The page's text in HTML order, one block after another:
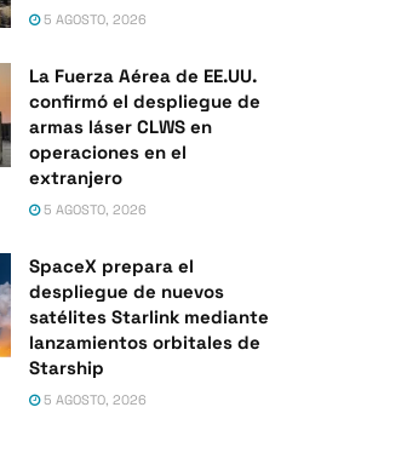
5 AGOSTO, 2026
La Fuerza Aérea de EE.UU.
confirmó el despliegue de
armas láser CLWS en
operaciones en el
extranjero
5 AGOSTO, 2026
SpaceX prepara el
despliegue de nuevos
satélites Starlink mediante
lanzamientos orbitales de
Starship
5 AGOSTO, 2026